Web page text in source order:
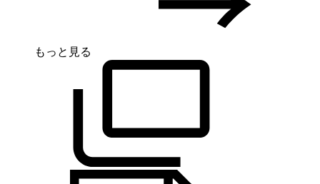
もっと見る